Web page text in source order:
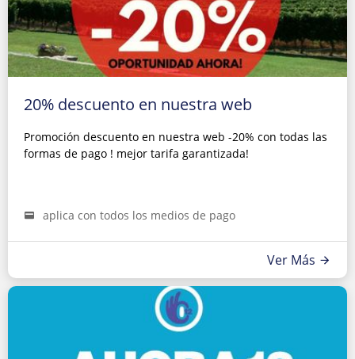
20% descuento en nuestra web
Promoción descuento en nuestra web -20% con todas las
formas de pago ! mejor tarifa garantizada!
aplica con todos los medios de pago
Ver Más